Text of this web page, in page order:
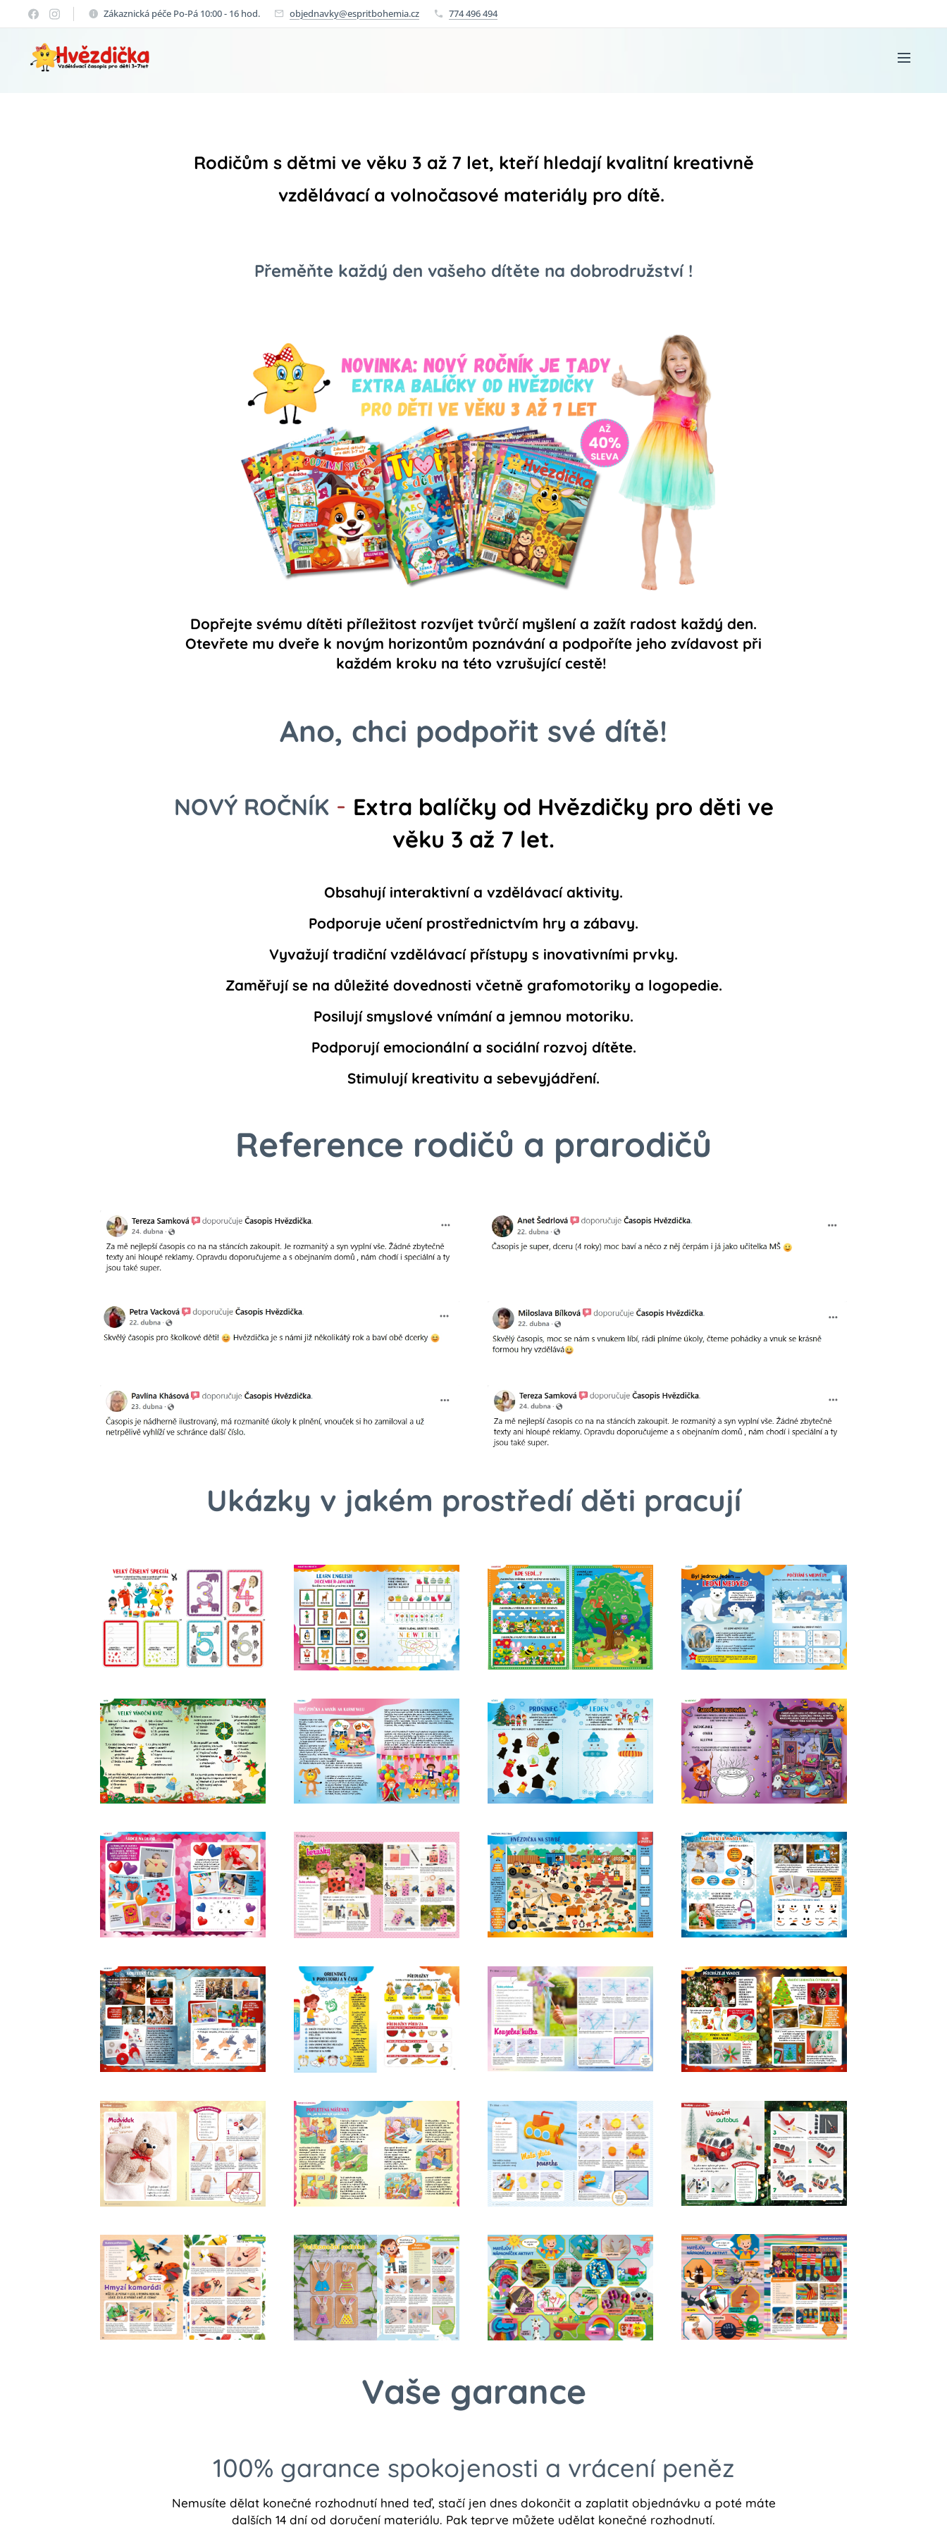
Zákaznická péče Po-Pá 10:00 - 16 hod. objednavky@espritbohemia.cz 774 496 494
Rodičům s dětmi ve věku 3 až 7 let, kteří hledají kvalitní kreativně
vzdělávací a volnočasové materiály pro dítě.
Přeměňte každý den vašeho dítěte na dobrodružství !
Dopřejte svému dítěti příležitost rozvíjet tvůrčí myšlení a zažít radost každý den.
Otevřete mu dveře k novým horizontům poznávání a podpoříte jeho zvídavost při
každém kroku na této vzrušující cestě!
Ano, chci podpořit své dítě!
NOVÝ ROČNÍK- Extra balíčky od Hvězdičky pro děti ve
věku 3 až 7 let.
Obsahují interaktivní a vzdělávací aktivity.
Podporuje učení prostřednictvím hry a zábavy.
Vyvažují tradiční vzdělávací přístupy s inovativními prvky.
Zaměřují se na důležité dovednosti včetně grafomotoriky a logopedie.
Posilují smyslové vnímání a jemnou motoriku.
Podporují emocionální a sociální rozvoj dítěte.
Stimulují kreativitu a sebevyjádření.
Reference rodičů a prarodičů
Ukázky v jakém prostředí děti pracují
Vaše garance
100% garance spokojenosti a vrácení peněz
Nemusíte dělat konečné rozhodnutí hned teď, stačí jen dnes dokončit a zaplatit objednávku a poté máte
dalších 14 dní od doručení materiálu. Pak teprve můžete udělat konečné rozhodnutí.